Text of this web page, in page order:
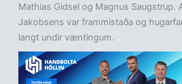
Mathias Gidsel og Magnus Saugstrup.
Jakobsens var frammistaða og
langt undir væntingum.